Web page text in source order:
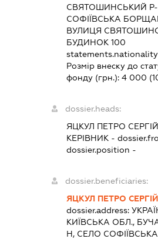
СВЯТОШИНСЬКИЙ
СОФІЇВСЬКА
ВУЛИЦЯ
БУДИНОК 100
Розмір внеску до
фонду (грн.): 4 000
dossier.heads:
ЯЦКУЛ ПЕТРО
КЕРІВНИК -
dossier.position -
dossier.beneficiaries:
ЯЦКУЛ ПЕТРО
dossier.address:
КИЇВСЬКА ОБЛ.,
Н, СЕЛО СОФІЇВСЬКА